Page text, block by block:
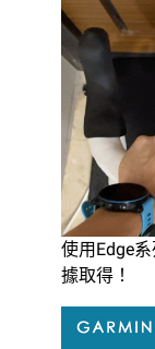
使用Edge
據取得！